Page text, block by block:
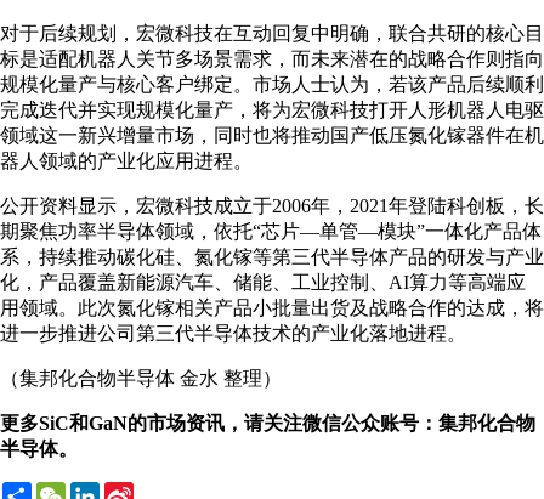
对于后续规划，宏微科技在互动回复中明确，联合共研的核心目
标是适配机器人关节多场景需求，而未来潜在的战略合作则指向
规模化量产与核心客户绑定。市场人士认为，若该产品后续顺利
完成迭代并实现规模化量产，将为宏微科技打开人形机器人电驱
领域这一新兴增量市场，同时也将推动国产低压氮化镓器件在机
器人领域的产业化应用进程。
公开资料显示，宏微科技成立于2006年，2021年登陆科创板，长
期聚焦功率半导体领域，依托“芯片—单管—模块”一体化产品体
系，持续推动碳化硅、氮化镓等第三代半导体产品的研发与产业
化，产品覆盖新能源汽车、储能、工业控制、AI算力等高端应
用领域。此次氮化镓相关产品小批量出货及战略合作的达成，将
进一步推进公司第三代半导体技术的产业化落地进程。
（集邦化合物半导体 金水 整理）
更多SiC和GaN的市场资讯，请关注微信公众账号：集邦化合物
半导体。
ShareWeChatLinkedIn